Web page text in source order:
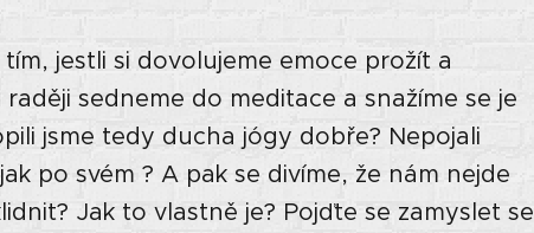
jestli si dovolujeme emoce prožít a
sedneme do meditace a snažíme se je
jsme tedy ducha jógy dobře? Nepojali
po svém ? A pak se divíme, že nám nejde
Jak to vlastně je? Pojďte se zamyslet se